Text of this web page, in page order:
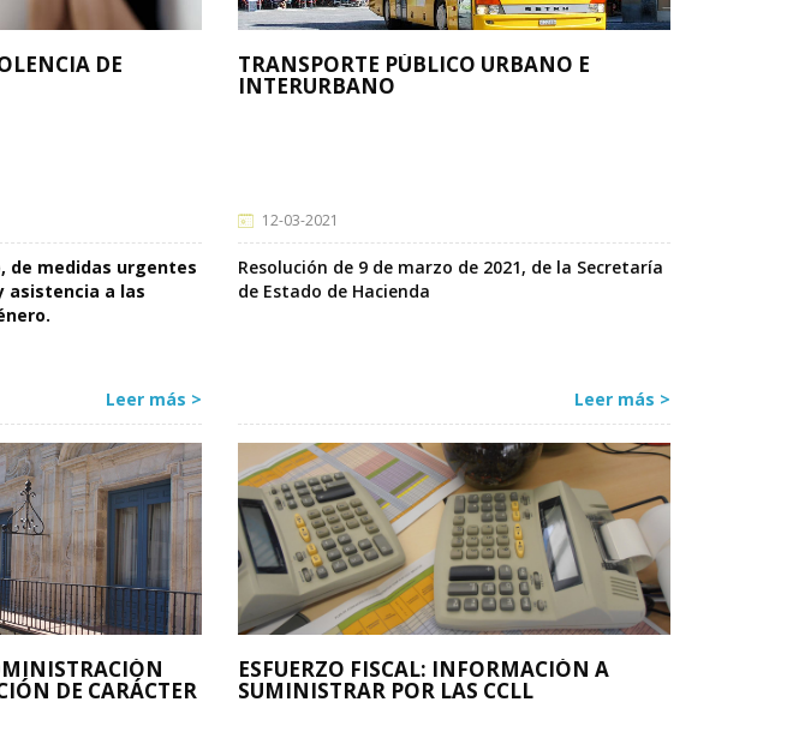
DE
de medidas urgentes
asistencia a las
Leer más >
TRANSPORTE PÚBLICO URBANO E
INTERURBANO
12-03-2021
Resolución de 9 de marzo de 2021, de la Secretaría
de Estado de Hacienda
Leer más >
DE CARÁCTER
ESFUERZO FISCAL: INFORMACIÓN A
SUMINISTRAR POR LAS CCLL